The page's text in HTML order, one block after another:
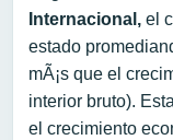
Internacional, el
estado
mÃ¡s que el
interior bruto).
el crecimiento